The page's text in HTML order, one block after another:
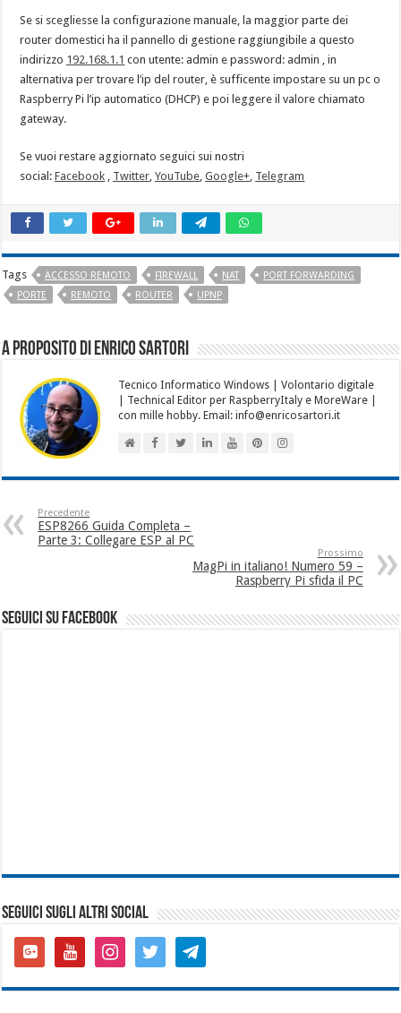
Se si scegliesse la configurazione manuale, la maggior parte dei
router domestici ha il pannello di gestione raggiungibile a questo
indirizzo 192.168.1.1 con utente: admin e password: admin , in
alternativa per trovare l’ip del router, è sufficente impostare su un pc o
Raspberry Pi l’ip automatico (DHCP) e poi leggere il valore chiamato
gateway.
Se vuoi restare aggiornato seguici sui nostri
social:Facebook , Twitter,YouTube,Google+, Telegram
Tags ACCESSO REMOTO FIREWALL NAT
PORT FORWARDING
PORTE
REMOTO ROUTER UPNP
A proposito di Enrico Sartori
Tecnico Informatico Windows | Volontario digitale
| Technical Editor per RaspberryItaly e MoreWare |
con mille hobby. Email: info@enricosartori.it
Precedente
ESP8266 Guida Completa –
Parte 3: Collegare ESP al PC
Prossimo
MagPi in italiano! Numero 59 –
Raspberry Pi sfida il PC
seguici su facebook
SEGUICI SUGLI ALTRI SOCIAL
google-
plus-
youtube instagramtwitter telegram